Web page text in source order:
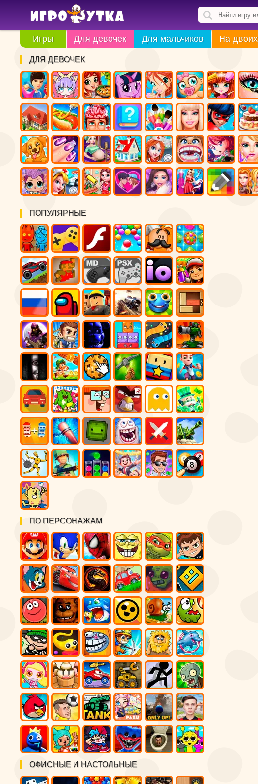
Игры Для девочек Для мальчиков На двоих
ДЛЯ ДЕВОЧЕК
ПОПУЛЯРНЫЕ
ПО ПЕРСОНАЖАМ
ОФИСНЫЕ И НАСТОЛЬНЫЕ